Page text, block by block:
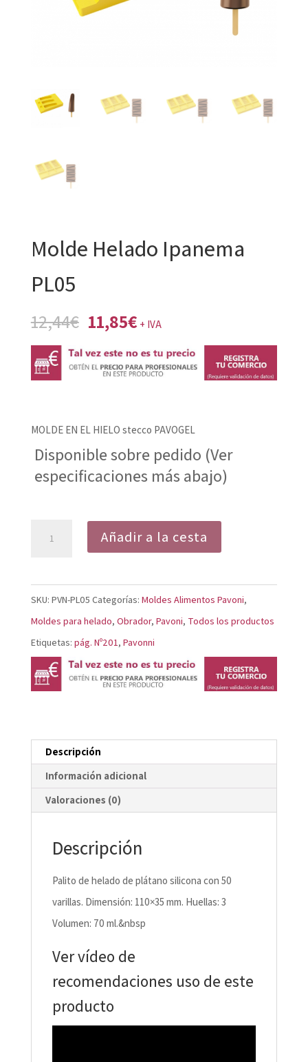
Molde Helado Ipanema
PL05
12,44€ El
original
era:
11,85€El
actual
es:
+ IVA
MOLDE EN EL HIELO stecco PAVOGEL
Disponible sobre pedido (Ver
especificaciones más abajo)
cantidad
Añadir a la cesta
SKU: PVN-PL05 Categorías: Moldes Alimentos Pavoni,
Moldes para helado, Obrador, Pavoni, Todos los productos
Etiquetas: pág. Nº201, Pavonni
Descripción
Información adicional
Valoraciones (0)
Descripción
Palito de helado de plátano silicona con 50
varillas. Dimensión: 110×35 mm. Huellas: 3
Volumen: 70 ml.&nbsp
Ver vídeo de
recomendaciones uso de este
producto